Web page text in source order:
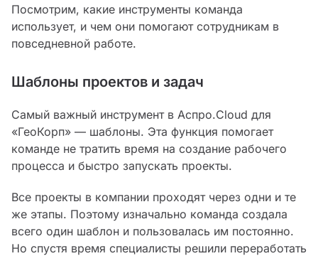
Посмотрим, какие инструменты команда
использует, и чем они помогают сотрудникам в
повседневной работе.
Шаблоны проектов и задач
Самый важный инструмент в Аспро.Cloud для
«ГеоКорп» — шаблоны. Эта функция помогает
команде не тратить время на создание рабочего
процесса и быстро запускать проекты.
Все проекты в компании проходят через одни и те
же этапы. Поэтому изначально команда создала
всего один шаблон и пользовалась им постоянно.
Но спустя время специалисты решили переработать